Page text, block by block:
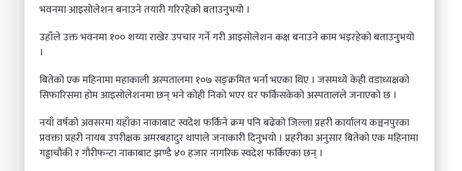
भवनमा आइसोलेशन बनाउने तयारी गरिरहेको बताउनुभयो ।
उहाँले उक्त भवनमा १०० शय्या राखेर उपचार गर्ने गरी आइसोलेशन कक्ष बनाउने काम भइरहेको बताउनुभयो
।
बितेको एक महिनामा महाकाली अस्पतालमा १०७ सङ्क्रमित भर्ना भएका थिए । जसमध्ये केही वडाध्यक्षको
सिफारिसमा होम आइसोलेशनमा छन् भने कोही निको भएर घर फर्किसकेको अस्पतालले जनाएको छ ।
नयाँ वर्षको अवसरमा यहाँका नाकाबाट स्वदेश फर्किने क्रम पनि बढेको जिल्ला प्रहरी कार्यालय कञ्चनपुरका
प्रवक्ता प्रहरी नायब उपरीक्षक अमरबहादुर थापाले जनाकारी दिनुभयो । प्रहरीका अनुसार बितेको एक महिनामा
गड्डाचौकी र गौरीफन्टा नाकाबाट झण्डै ४० हजार नागरिक स्वदेश फर्किएका छन् ।